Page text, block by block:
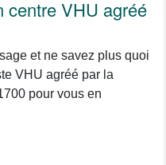
centre VHU agréé
et ne savez plus quoi
VHU agréé par la
pour vous en